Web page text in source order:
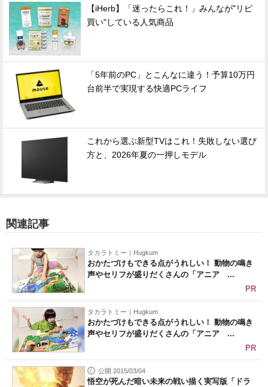
【iHerb】「迷ったらこれ！」みんなが"リピ
買い"している人気商品
「5年前のPC」とこんなに違う！予算10万円
台前半で実現する快適PCライフ
これから選ぶ新型TVはこれ！失敗しない選び
方と、2026年夏の一押しモデル
関連記事
タカラトミー｜Hugkum
おかたづけもできる点がうれしい！ 動物の鳴き
声やセリフが盛りだくさんの「アニア ...
PR
タカラトミー｜Hugkum
おかたづけもできる点がうれしい！ 動物の鳴き
声やセリフが盛りだくさんの「アニア ...
PR
公開 2015/03/04
悟空が死んだ暗い未来の戦い描く実写版「ドラ